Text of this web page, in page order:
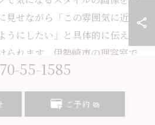
せながら「この雰囲気に近づ
にしたい」と具体的に伝えて
られます。伊勢崎市の理容室で
ーティーやグラウンドタイガー
カタログをチェックし、気に入
増えています。
55-1585
ご予約